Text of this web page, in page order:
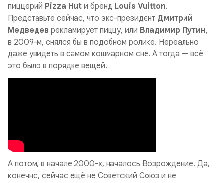
пиццерий Pizza Hut и бренд Louis Vuitton.
Представьте сейчас, что экс-президент Дмитрий
Медведев рекламирует пиццу, или Владимир Путин,
в 2009-м, снялся бы в подобном ролике. Нереально
даже увидеть в самом кошмарном сне. А тогда — всё
это было в порядке вещей.
А потом, в начале 2000-х, началось Возрождение. Да,
конечно, сейчас ещё не Советский Союз и не